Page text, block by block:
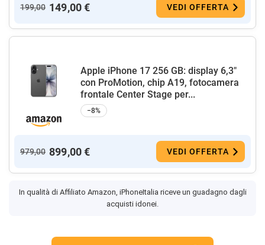
199,00 149,00 € VEDI OFFERTA
Apple iPhone 17 256 GB: display 6,3"
con ProMotion, chip A19, fotocamera
frontale Center Stage per...
−8%
979,00 899,00 € VEDI OFFERTA
In qualità di Affiliato Amazon, iPhoneItalia riceve un guadagno dagli
acquisti idonei.